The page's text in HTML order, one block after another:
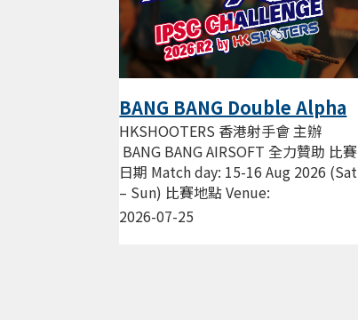
BANG BANG Double Alpha
Academy IPSC Challenge
2026 R2 by HKS
2026-07-25
HKSHOOTERS 香港射手會 主辦
BANG BANG AIRSOFT 全力贊助 比賽
日期 Match day: 15-16 Aug 2026 (Sat
– Sun) 比賽地點 Venue:
HKSHOOTERS 新蒲崗 景福街...